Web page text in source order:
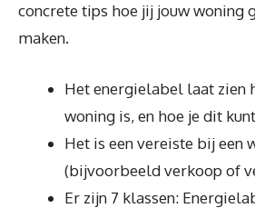
concrete tips hoe jij jouw woning
maken.
Het energielabel laat zien
woning is, en hoe je dit
Het is een vereiste bij een
(bijvoorbeeld verkoop of
Er zijn 7 klassen: